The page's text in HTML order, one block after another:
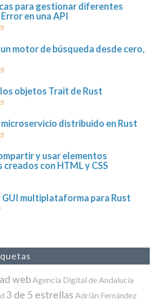
para gestionar diferentes
en una API
motor de búsqueda desde cero,
objetos Trait de Rust
microservicio distribuido en Rust
y usar elementos
con HTML y CSS
multiplataforma para Rust
web Agencia Digital de Andalucía
3 de 5 estrellas Adrián Fernández